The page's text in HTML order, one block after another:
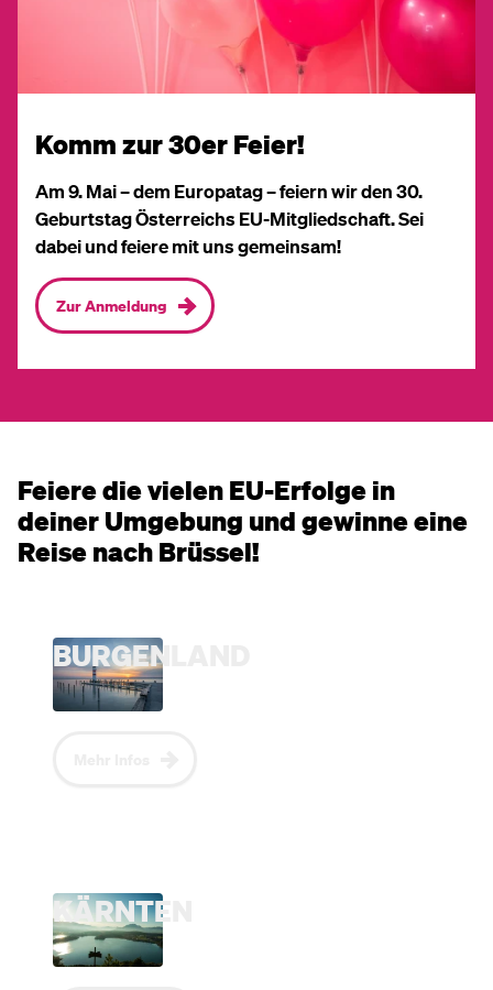
Komm zur 30er Feier!
Am 9. Mai – dem Europatag – feiern wir den 30.
Geburtstag Österreichs EU-Mitgliedschaft. Sei
dabei und feiere mit uns gemeinsam!
Zur Anmeldung
Feiere die vielen EU-Erfolge in
deiner Umgebung und gewinne eine
Reise nach Brüssel!
BURGENLAND
KÄRNTEN